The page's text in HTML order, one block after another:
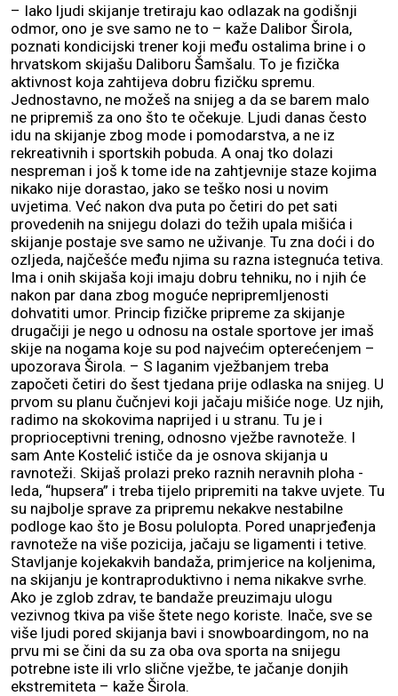
– Iako ljudi skijanje tretiraju kao odlazak na godišnji
odmor, ono je sve samo ne to – kaže Dalibor Širola,
poznati kondicijski trener koji među ostalima brine i o
hrvatskom skijašu Daliboru Šamšalu. To je fizička
aktivnost koja zahtijeva dobru fizičku spremu.
Jednostavno, ne možeš na snijeg a da se barem malo
ne pripremiš za ono što te očekuje. Ljudi danas često
idu na skijanje zbog mode i pomodarstva, a ne iz
rekreativnih i sportskih pobuda. A onaj tko dolazi
nespreman i još k tome ide na zahtjevnije staze kojima
nikako nije dorastao, jako se teško nosi u novim
uvjetima. Već nakon dva puta po četiri do pet sati
provedenih na snijegu dolazi do težih upala mišića i
skijanje postaje sve samo ne uživanje. Tu zna doći i do
ozljeda, najčešće među njima su razna istegnuća tetiva.
Ima i onih skijaša koji imaju dobru tehniku, no i njih će
nakon par dana zbog moguće nepripremljenosti
dohvatiti umor. Princip fizičke pripreme za skijanje
drugačiji je nego u odnosu na ostale sportove jer imaš
skije na nogama koje su pod najvećim opterećenjem –
upozorava Širola. – S laganim vježbanjem treba
započeti četiri do šest tjedana prije odlaska na snijeg. U
prvom su planu čučnjevi koji jačaju mišiće noge. Uz njih,
radimo na skokovima naprijed i u stranu. Tu je i
proprioceptivni trening, odnosno vježbe ravnoteže. I
sam Ante Kostelić ističe da je osnova skijanja u
ravnoteži. Skijaš prolazi preko raznih neravnih ploha -
leda, “hupsera” i treba tijelo pripremiti na takve uvjete. Tu
su najbolje sprave za pripremu nekakve nestabilne
podloge kao što je Bosu polulopta. Pored unaprjeđenja
ravnoteže na više pozicija, jačaju se ligamenti i tetive.
Stavljanje kojekakvih bandaža, primjerice na koljenima,
na skijanju je kontraproduktivno i nema nikakve svrhe.
Ako je zglob zdrav, te bandaže preuzimaju ulogu
vezivnog tkiva pa više štete nego koriste. Inače, sve se
više ljudi pored skijanja bavi i snowboardingom, no na
prvu mi se čini da su za oba ova sporta na snijegu
potrebne iste ili vrlo slične vježbe, te jačanje donjih
ekstremiteta – kaže Širola.